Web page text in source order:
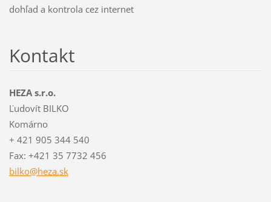
dohľad a kontrola cez internet
Kontakt
HEZA s.r.o.
Ľudovít BILKO
Komárno
+ 421 905 344 540
Fax: +421 35 7732 456
bilko@heza.sk